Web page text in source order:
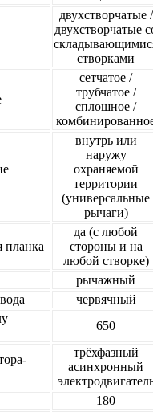
двухстворчатые /
двухстворчатые
створками
сетчатое /
трубчатое /
сплошное /
внутрь или
наружу
охраняемой
территории
(универсальные
рычаги)
планка
да (с любой
стороны и на
любой створке)
рычажный
червячный
650
трёхфазный
асинхронный
180